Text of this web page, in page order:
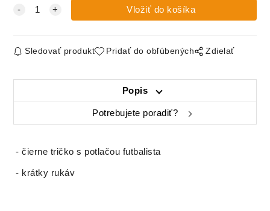
Sledovať produkt Pridať do obľúbených Zdielať
Popis
Potrebujete poradiť?
- čierne tričko s potlačou futbalista
- krátky rukáv